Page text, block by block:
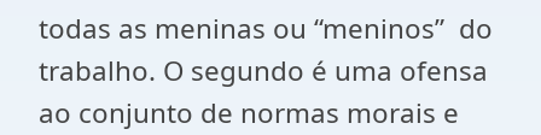
todas as meninas ou “meninos” do
trabalho. O segundo é uma ofensa
ao conjunto de normas morais e